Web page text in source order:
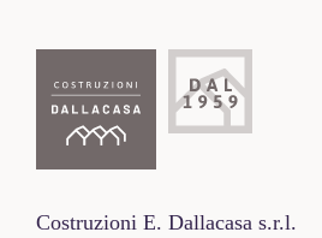
Costruzioni E. Dallacasa s.r.l.